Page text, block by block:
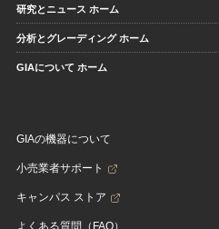
研究とニュース ホーム
分析とグレーディング ホーム
GIAについて ホーム
GIAの機器について
小売業者サポート
キャンパス ストア